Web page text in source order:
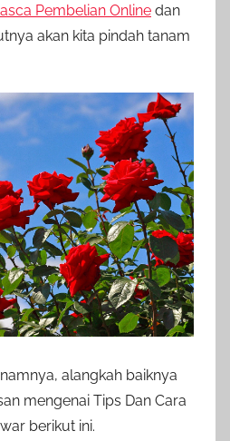
Pembelian Online dan
akan kita pindah tanam
alangkah baiknya
mengenai Tips Dan Cara
berikut ini.